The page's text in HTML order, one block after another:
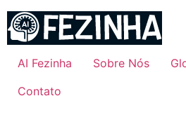
para
conteúdo
AI Fezinha Sobre Nós
Contato